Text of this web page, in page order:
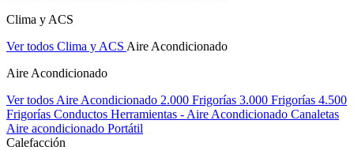
Clima y ACS
Ver todos Clima y ACS Aire Acondicionado
Aire Acondicionado
Ver todos Aire Acondicionado 2.000 Frigorías 3.000 Frigorías 4.500
Frigorías Conductos Herramientas - Aire Acondicionado Canaletas
Aire acondicionado Portátil
Calefacción